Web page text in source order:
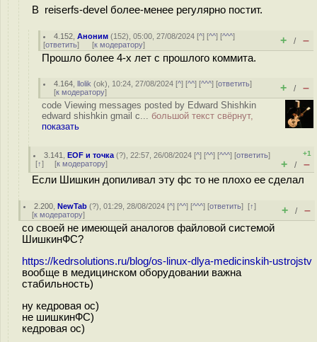
В reiserfs-devel более-менее регулярно постит.
4.152 ,Аноним (152), 05:00, 27/08/2024 [^] [^^] [^^^]
[ответить] [к модератору] + / –
Прошло более 4-х лет с прошлого коммита.
4.164 ,llolik (ok), 10:24, 27/08/2024 [^] [^^] [^^^] [ответить]
[к модератору] + / –
code Viewing messages posted by Edward Shishkin
edward shishkin gmail c... большой текст свёрнут,
показать
3.141 ,EOF и точка (?), 22:57, 26/08/2024 [^] [^^] [^^^] [ответить]
[↑] [к модератору]
+1
+ / –
Если Шишкин допиливал эту фс то не плохо ее сделал
2.200 ,NewTab (?), 01:29, 28/08/2024 [^] [^^] [^^^] [ответить][↑]
[к модератору] + / –
со своей не имеющей аналогов файловой системой
ШишкинФС?
https://kedrsolutions.ru/blog/os-linux-dlya-medicinskih-ustrojstv
вообще в медицинском оборудовании важна
стабильность)
ну кедровая ос)
не шишкинФС)
кедровая ос)